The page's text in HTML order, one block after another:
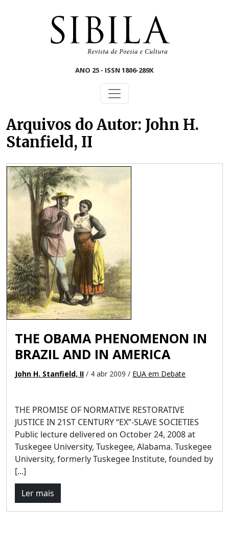
ANO 25 - ISSN 1806-289X
Arquivos do Autor: John H.
Stanfield, II
THE OBAMA PHENOMENON IN
BRAZIL AND IN AMERICA
John H. Stanfield, II / 4 abr 2009 / EUA em Debate
THE PROMISE OF NORMATIVE RESTORATIVE
JUSTICE IN 21ST CENTURY “EX”-SLAVE SOCIETIES
Public lecture delivered on October 24, 2008 at
Tuskegee University, Tuskegee, Alabama. Tuskegee
University, formerly Tuskegee Institute, founded by
[...]
Ler mais